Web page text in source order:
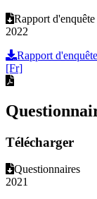
Rapport d'enquête
2022
Rapport d'enquête
[Fr]
Télécharger
Questionnaires
2021